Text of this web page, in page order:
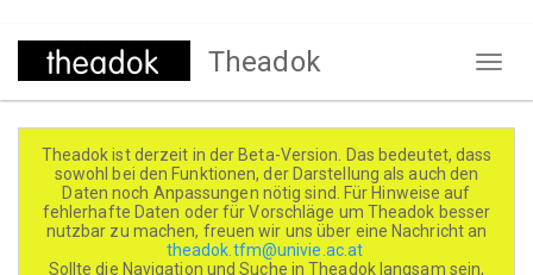
Direkt
Theadok
Theadok ist derzeit in der Beta-Version. Das bedeutet, dass
sowohl bei den Funktionen, der Darstellung als auch den
Daten noch Anpassungen nötig sind. Für Hinweise auf
fehlerhafte Daten oder für Vorschläge um Theadok besser
nutzbar zu machen, freuen wir uns über eine Nachricht an
theadok.tfm@univie.ac.at
Sollte die Navigation und Suche in Theadok langsam sein,